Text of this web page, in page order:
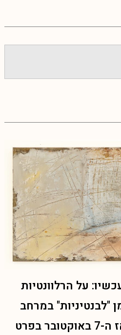
על הרלוונטיות
"לבנטיניות" במרחב
בפרט